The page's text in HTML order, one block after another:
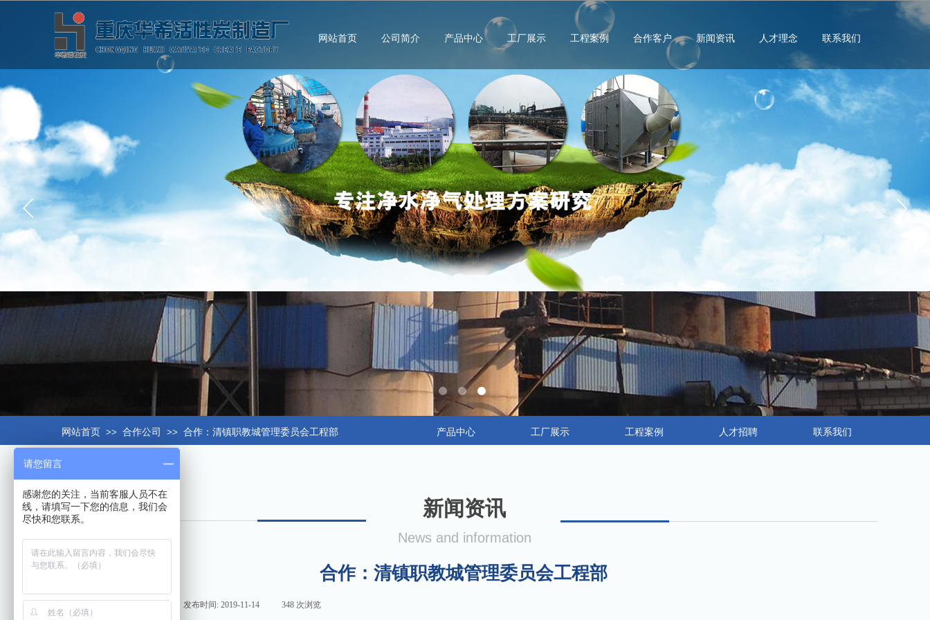
网站首页 公司简介 产品中心 工厂展示 工程案例 合作客户 新闻资讯 人才理念 联系我们
产品中心 工厂展示 工程案例 人才招聘 联系我们
网站首页 >> 合作公司 >> 合作：清镇职教城管理委员会工程部
新闻资讯
News and information
合作：清镇职教城管理委员会工程部
发布时间: 2019-11-14 348 次浏览
请您留言
感谢您的关注，当前客服人员不在
线，请填写一下您的信息，我们会
尽快和您联系。